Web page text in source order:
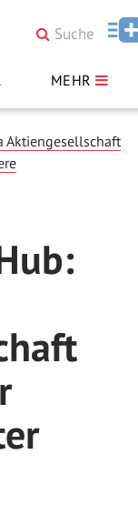
MEHR
Aktiengesellschaft